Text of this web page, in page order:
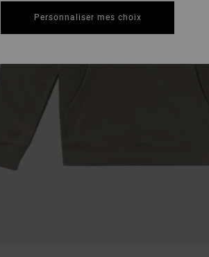
Personnaliser mes choix